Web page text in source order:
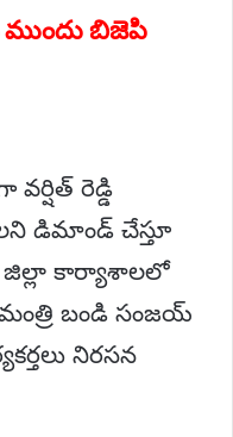
బిజెపి
వర్షిత్ రెడ్డి
డిమాండ్ చేస్తూ
జిల్లా కార్యాశాలలో
బండి సంజయ్
నిరసన